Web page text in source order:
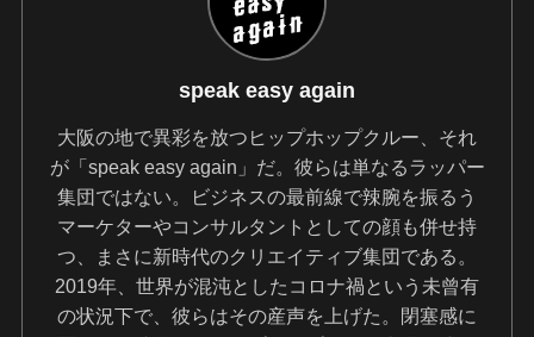
speak easy again
大阪の地で異彩を放つヒップホップクルー、それ
が「speak easy again」だ。彼らは単なるラッパー
集団ではない。ビジネスの最前線で辣腕を振るう
マーケターやコンサルタントとしての顔も併せ持
つ、まさに新時代のクリエイティブ集団である。
2019年、世界が混沌としたコロナ禍という未曾有
の状況下で、彼らはその産声を上げた。閉塞感に